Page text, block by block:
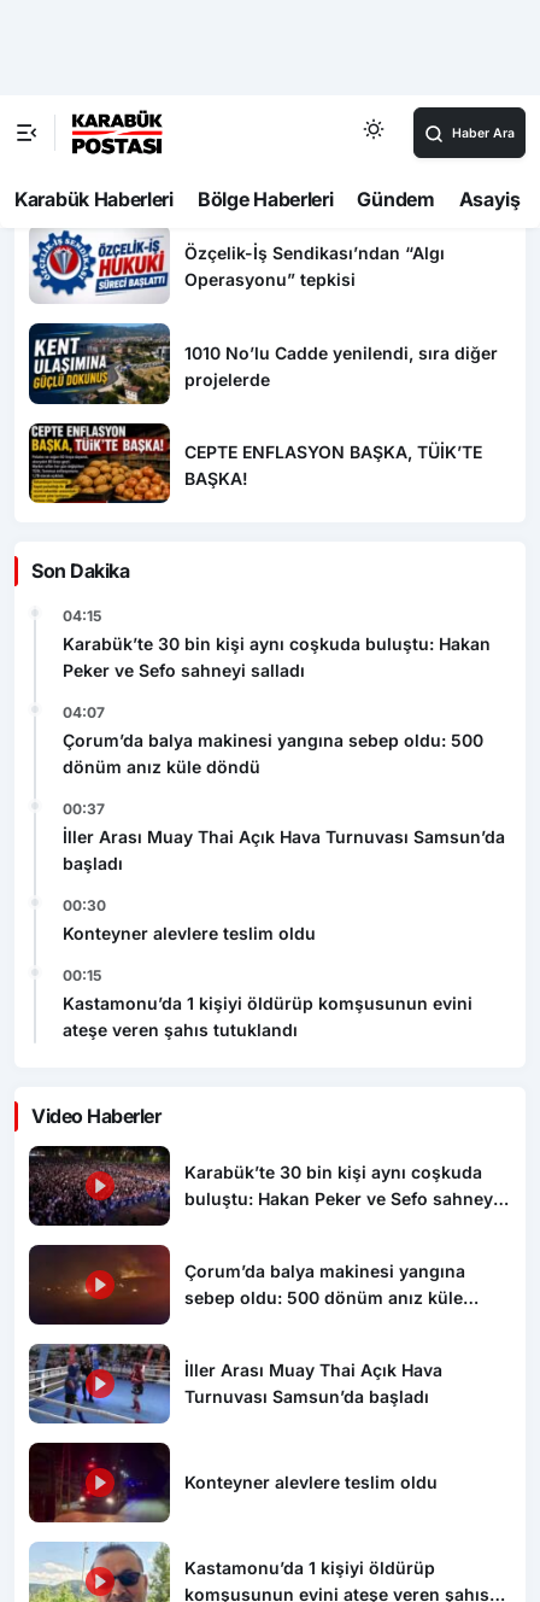
Safranbolu’da “Hoş Geldin Bebek”
Özçelik-İş Sendikası’ndan “Algı
Operasyonu” tepkisi
1010 No’lu Cadde yenilendi, sıra diğer
projelerde
CEPTE ENFLASYON BAŞKA, TÜİK’TE
BAŞKA!
Son Dakika
04:15
Karabük’te 30 bin kişi aynı coşkuda buluştu: Hakan
Peker ve Sefo sahneyi salladı
04:07
Çorum’da balya makinesi yangına sebep oldu: 500
dönüm anız küle döndü
00:37
İller Arası Muay Thai Açık Hava Turnuvası Samsun’da
başladı
00:30
Konteyner alevlere teslim oldu
00:15
Kastamonu’da 1 kişiyi öldürüp komşusunun evini
ateşe veren şahıs tutuklandı
Video Haberler
Karabük’te 30 bin kişi aynı coşkuda
buluştu: Hakan Peker ve Sefo sahneyi
Çorum’da balya makinesi yangına
sebep oldu: 500 dönüm anız küle
İller Arası Muay Thai Açık Hava
Turnuvası Samsun’da başladı
Konteyner alevlere teslim oldu
Kastamonu’da 1 kişiyi öldürüp
komşusunun evini ateşe veren şahıs